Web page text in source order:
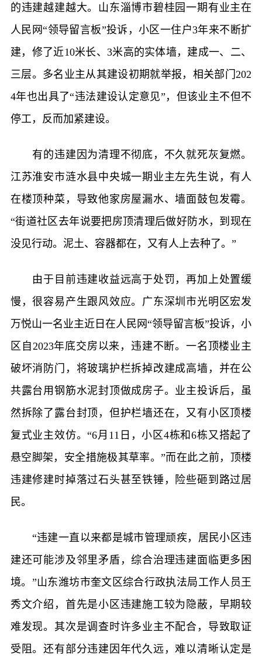
的违建越建越大。山东淄博市碧桂园一期有业主在
人民网“领导留言板”投诉，小区一住户3年来不断扩
建，修了近10米长、3米高的实体墙，建成一、二、
三层。多名业主从其建设初期就举报，相关部门202
4年也出具了“违法建设认定意见”，但该业主不但不
停工，反而加紧建设。
有的违建因为清理不彻底，不久就死灰复燃。
江苏淮安市涟水县中央城一期业主左先生说，有人
在楼顶种菜，导致他家房屋漏水、墙面鼓包发霉。
“街道社区去年说要把房顶清理后做好防水，到现在
没见行动。泥土、容器都在，又有人上去种了。”
由于目前违建收益远高于处罚，再加上处置缓
慢，很容易产生跟风效应。广东深圳市光明区宏发
万悦山一名业主近日在人民网“领导留言板”投诉，小
区自2023年底交房以来，违建不断。一名顶楼业主
破坏消防门，将玻璃护栏拆掉改建成高墙，并在公
共露台用钢筋水泥封顶做成房子。业主投诉后，虽
然拆除了露台封顶，但护栏墙还在，又有小区顶楼
复式业主效仿。“6月11日，小区4栋和6栋又搭起了
悬空脚架，安全措施极其草率。”而在此之前，顶楼
违建修建时掉落过石头甚至铁锤，险些砸到路过居
民。
“违建一直以来都是城市管理顽疾，居民小区违
建还可能涉及邻里矛盾，综合治理违建面临更多困
境。”山东潍坊市奎文区综合行政执法局工作人员王
秀文介绍，首先是小区违建施工较为隐蔽，早期较
难发现。其次是调查时许多业主不配合，导致取证
受阻。还有部分违建因年代久远，难以清晰认定是